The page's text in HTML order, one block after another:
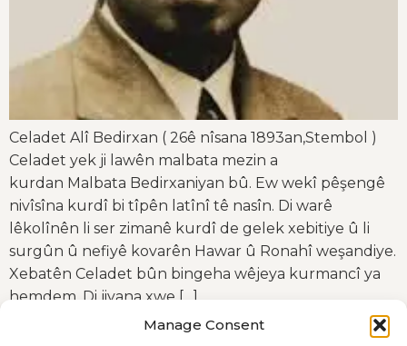
Manage Consent
Celadet Alî Bedirxan ( 26ê nîsana 1893an,Stembol )
Celadet yek ji lawên malbata mezin a
kurdan Malbata Bedirxaniyan bû. Ew wekî pêşengê
nivîsîna kurdî bi tîpên latînî tê nasîn. Di warê
lêkolînên li ser zimanê kurdî de gelek xebitiye û li
surgûn û nefiyê kovarên Hawar û Ronahî weşandiye.
Xebatên Celadet bûn bingeha wêjeya kurmancî ya
hemdem. Di jiyana xwe […]